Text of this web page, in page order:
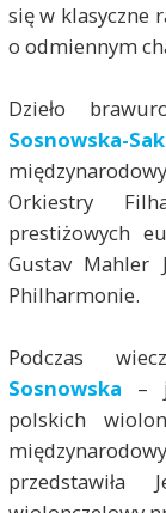
się w klasyczne
o odmiennym
Dzieło
Sosnowska-
Orkiestry
prestiżowych
Gustav Mahler
Philharmonie.
Podczas
Sosnowska –
polskich